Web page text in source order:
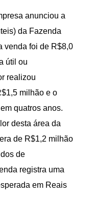
anunciou a
da Fazenda
venda foi de R$8,0
útil ou
realizou
milhão e o
quatros anos.
desta área da
de R$1,2 milhão
de
registra uma
em Reais